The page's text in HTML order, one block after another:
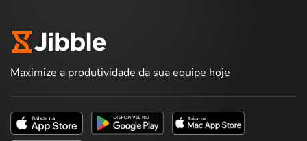
Maximize a produtividade da sua equipe hoje